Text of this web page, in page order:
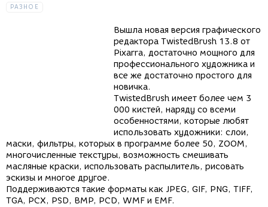
РАЗНОЕ
Вышла новая версия графического
редактора TwistedBrush 13.8 от
Pixarra, достаточно мощного для
профессионального художника и
все же достаточно простого для
новичка.
TwistedBrush имеет более чем 3
000 кистей, наряду со всеми
особенностями, которые любят
использовать художники: слои,
маски, фильтры, которых в программе более 50, ZOOM,
многочисленные текстуры, возможность смешивать
масляные краски, использовать распылитель, рисовать
эскизы и многое другое.
Поддерживаются такие форматы как JPEG, GIF, PNG, TIFF,
TGA, PCX, PSD, BMP, PCD, WMF и EMF.